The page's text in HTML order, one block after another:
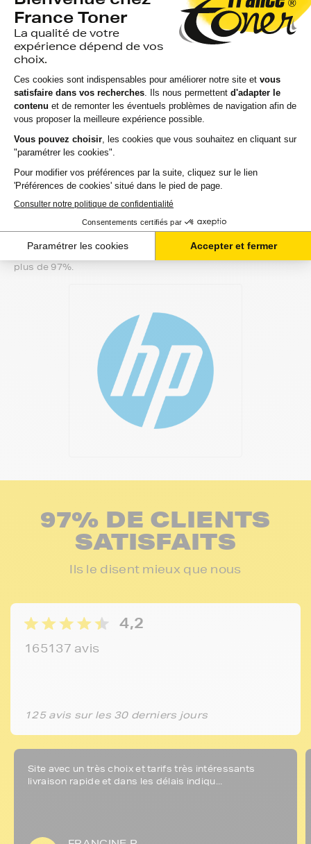
Si vous avez la moindre question sur la
compatibilité de votre produit avec votre
imprimante hp color-laserjet-pro-cm, nous
Notre équipe de conseillers saura vous accompagner sur le
meilleur choix ou sur l'installation de vos toners. Ils sont
ou directement par téléphone.
Une fois votre choix effectué, votre paiement est effectué
de manière complètement sécurisée. Plusieurs moyens de
paiements sont proposés selon vos besoins.
Il ne reste plus à vos toners pour hp color-laserjet-pro-cm
de quitter notre entrepôt. Vous saurez à tout moment où se
trouve votre commande grâce au lien de suivi que nous
vous mettons à disposition. Nous savons qu'un besoin de
toners est souvent assez urgent. C'est la raison pour
laquelle nos 2 millions de clients nous recommandent à
plus de 97%.
97% DE CLIENTS
SATISFAITS
Ils le disent mieux que nous
4,2
165137 avis
125 avis sur les 30 derniers jours
Site avec un très choix et tarifs très intéressants
livraison rapide et dans les délais indiqu...